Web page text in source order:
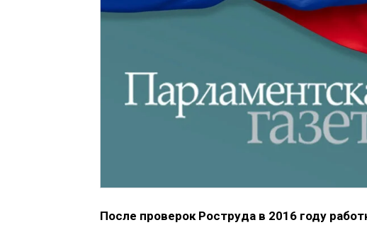
После проверок Роструда в 2016 году